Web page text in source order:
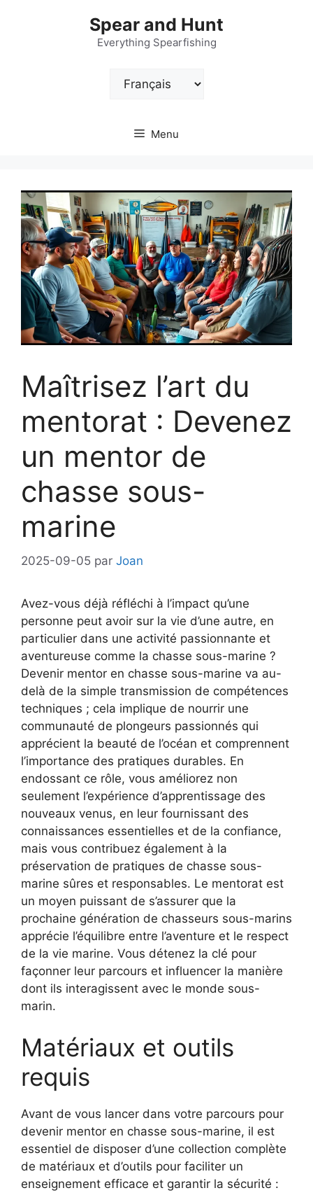
Spear and Hunt
Everything Spearfishing
Choisir
Menu
Maîtrisez l’art du
mentorat : Devenez
un mentor de
chasse sous-
marine
2025-09-05 par Joan
Avez-vous déjà réfléchi à l’impact qu’une
personne peut avoir sur la vie d’une autre, en
particulier dans une activité passionnante et
aventureuse comme la chasse sous-marine ?
Devenir mentor en chasse sous-marine va au-
delà de la simple transmission de compétences
techniques ; cela implique de nourrir une
communauté de plongeurs passionnés qui
apprécient la beauté de l’océan et comprennent
l’importance des pratiques durables. En
endossant ce rôle, vous améliorez non
seulement l’expérience d’apprentissage des
nouveaux venus, en leur fournissant des
connaissances essentielles et de la confiance,
mais vous contribuez également à la
préservation de pratiques de chasse sous-
marine sûres et responsables. Le mentorat est
un moyen puissant de s’assurer que la
prochaine génération de chasseurs sous-marins
apprécie l’équilibre entre l’aventure et le respect
de la vie marine. Vous détenez la clé pour
façonner leur parcours et influencer la manière
dont ils interagissent avec le monde sous-
marin.
Matériaux et outils
requis
Avant de vous lancer dans votre parcours pour
devenir mentor en chasse sous-marine, il est
essentiel de disposer d’une collection complète
de matériaux et d’outils pour faciliter un
enseignement efficace et garantir la sécurité :